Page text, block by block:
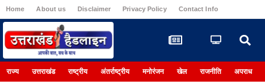
Home About us Disclaimer Privacy Policy Contact Info
राज्य उत्तराखंड राष्ट्रीय अंतर्राष्ट्रीय मनोरंजन खेल राजनीति अपराध